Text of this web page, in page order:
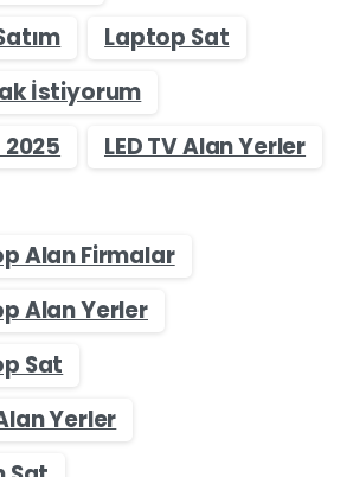
Laptop Sat
İstiyorum
2025
LED TV Alan Yerler
Alan Firmalar
Alan Yerler
Sat
Yerler